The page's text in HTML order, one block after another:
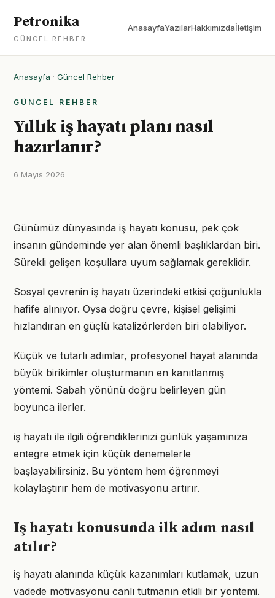
Petronika
GÜNCEL REHBER
AnasayfaYazılarHakkımızdaİletişim
Anasayfa · Güncel Rehber
GÜNCEL REHBER
Yıllık iş hayatı planı nasıl
hazırlanır?
6 Mayıs 2026
Günümüz dünyasında iş hayatı konusu, pek çok
insanın gündeminde yer alan önemli başlıklardan biri.
Sürekli gelişen koşullara uyum sağlamak gereklidir.
Sosyal çevrenin iş hayatı üzerindeki etkisi çoğunlukla
hafife alınıyor. Oysa doğru çevre, kişisel gelişimi
hızlandıran en güçlü katalizörlerden biri olabiliyor.
Küçük ve tutarlı adımlar, profesyonel hayat alanında
büyük birikimler oluşturmanın en kanıtlanmış
yöntemi. Sabah yönünü doğru belirleyen gün
boyunca ilerler.
iş hayatı ile ilgili öğrendiklerinizi günlük yaşamınıza
entegre etmek için küçük denemelerle
başlayabilirsiniz. Bu yöntem hem öğrenmeyi
kolaylaştırır hem de motivasyonu artırır.
Iş hayatı konusunda ilk adım nasıl
atılır?
iş hayatı alanında küçük kazanımları kutlamak, uzun
vadede motivasyonu canlı tutmanın etkili bir yöntemi.